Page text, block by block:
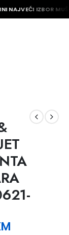
NAJVEĆI IZBOR